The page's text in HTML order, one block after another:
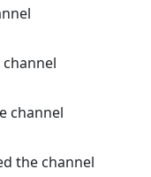
channel
the channel